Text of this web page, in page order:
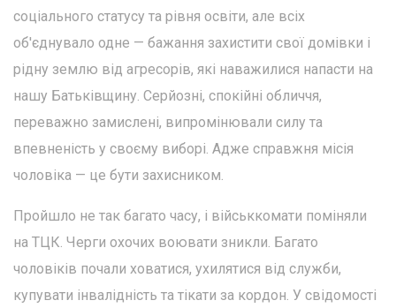
соціального статусу та рівня освіти, але всіх
об'єднувало одне — бажання захистити свої домівки і
рідну землю від агресорів, які наважилися напасти на
нашу Батьківщину. Серйозні, спокійні обличчя,
переважно замислені, випромінювали силу та
впевненість у своєму виборі. Адже справжня місія
чоловіка — це бути захисником.
Пройшло не так багато часу, і військкомати поміняли
на ТЦК. Черги охочих воювати зникли. Багато
чоловіків почали ховатися, ухилятися від служби,
купувати інвалідність та тікати за кордон. У свідомості